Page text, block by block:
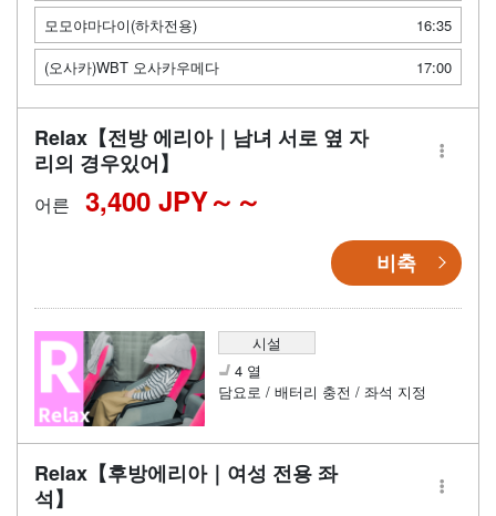
모모야마다이(하차전용)
16:35
(오사카)WBT 오사카우메다
17:00
Relax【전방 에리아｜남녀 서로 옆 자
리의 경우있어】
어른 3,400 JPY～
비축
시설
4 열
담요로 / 배터리 충전 / 좌석 지정
Relax【후방에리아｜여성 전용 좌
석】